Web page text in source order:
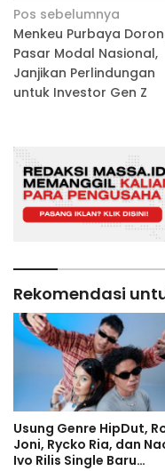
Navigasi
pos
Pos sebelumnya
Menkeu Purbaya
Pasar Modal Nasional,
Janjikan Perlindungan
untuk Investor Gen Z
Rekomendasi
Usung Genre HipDut,
Joni, Rycko Ria, dan
Ivo Rilis Single Baru